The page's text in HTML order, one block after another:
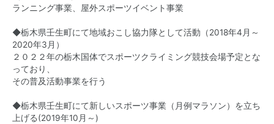
ランニング事業、屋外スポーツイベント事業
◆栃木県壬生町にて地域おこし協力隊として活動（2018年4月～
2020年3月）
２０２２年の栃木国体でスポーツクライミング競技会場予定とな
っており、
その普及活動事業を行う
◆栃木県壬生町にて新しいスポーツ事業（月例マラソン）を立ち
上げる(2019年10月～)